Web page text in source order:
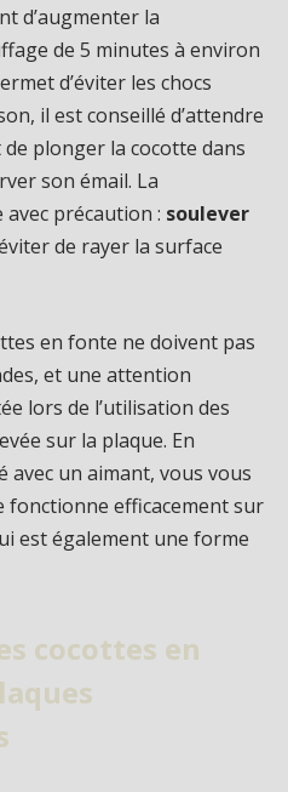
d’augmenter la
de 5 minutes à environ
d’éviter les chocs
il est conseillé d’attendre
plonger la cocotte dans
son émail. La
précaution : soulever
de rayer la surface
en fonte ne doivent pas
et une attention
lors de l’utilisation des
sur la plaque. En
un aimant, vous vous
fonctionne efficacement sur
est également une forme
cocottes en